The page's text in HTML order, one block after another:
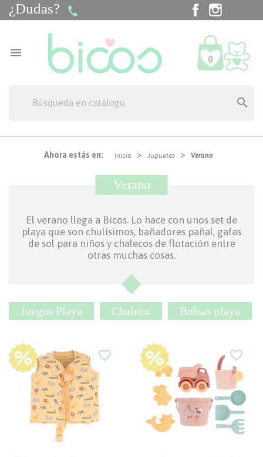
¿Dudas? Facebook
 0

Ahora estás en: Inicio Juguetes Verano
Verano
El verano llega a Bicos. Lo hace con unos set de
playa que son chulísimos, bañadores pañal, gafas
de sol para niños y chalecos de flotación entre
otras muchas cosas.
Juegos Playa Chaleco Bolsas playa
-15% favorite_border -15% favorite_border